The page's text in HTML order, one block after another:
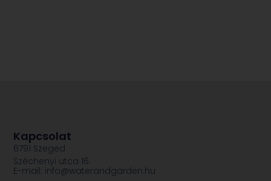
Kapcsolat
6791 Szeged
Széchenyi utca 16.
E-mail: info@waterandgarden.hu